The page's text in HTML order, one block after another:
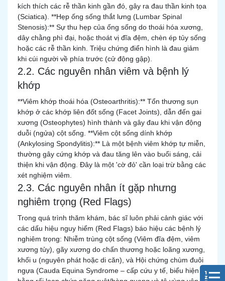
kích thích các rễ thần kinh gần đó, gây ra đau thần kinh tọa
(Sciatica). **Hẹp ống sống thắt lưng (Lumbar Spinal
Stenosis):** Sự thu hẹp của ống sống do thoái hóa xương,
dây chằng phì đại, hoặc thoát vị đĩa đệm, chèn ép tủy sống
hoặc các rễ thần kinh. Triệu chứng điển hình là đau giảm
khi cúi người về phía trước (cử động gập).
2.2. Các nguyên nhân viêm và bệnh lý
khớp
**Viêm khớp thoái hóa (Osteoarthritis):** Tổn thương sụn
khớp ở các khớp liên đốt sống (Facet Joints), dẫn đến gai
xương (Osteophytes) hình thành và gây đau khi vận động
duỗi (ngửa) cột sống. **Viêm cột sống dính khớp
(Ankylosing Spondylitis):** Là một bệnh viêm khớp tự miễn,
thường gây cứng khớp và đau tăng lên vào buổi sáng, cải
thiện khi vận động. Đây là một 'cờ đỏ' cần loại trừ bằng các
xét nghiệm viêm.
2.3. Các nguyên nhân ít gặp nhưng
nghiêm trọng (Red Flags)
Trong quá trình thăm khám, bác sĩ luôn phải cảnh giác với
các dấu hiệu nguy hiểm (Red Flags) báo hiệu các bệnh lý
nghiêm trọng: Nhiễm trùng cột sống (Viêm đĩa đệm, viêm
xương tủy), gãy xương do chấn thương hoặc loãng xương,
khối u (nguyên phát hoặc di căn), và Hội chứng chùm đuôi
ngựa (Cauda Equina Syndrome – cấp cứu y tế, biểu hiện